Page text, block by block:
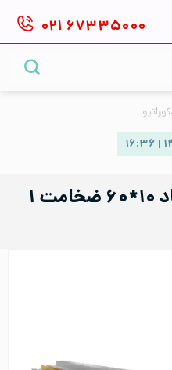
۰۲۱ ۶۷۳۳۵۰۰۰
پروفیل استیل ۲۰۱ ابعاد ۱۰*۶۰ ضخامت ۱